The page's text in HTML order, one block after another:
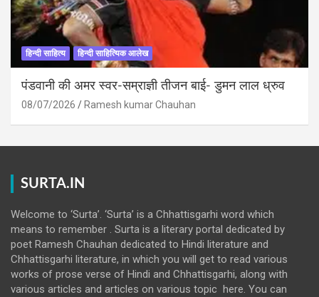
हिन्दी साहित्य हिन्दी साहित्यिक आलेख
पंडवानी की अमर स्वर-सम्राज्ञी तीजन बाई- डुमन लाल ध्रुव
08/07/2026 Ramesh kumar Chauhan
SURTA.IN
Welcome to ‘Surta’. ‘Surta’ is a Chhattisgarhi word which
means to remember . Surta is a literary portal dedicated by
poet Ramesh Chauhan dedicated to Hindi literature and
Chhattisgarhi literature, in which you will get to read various
works of prose verse of Hindi and Chhattisgarhi, along with
various articles and articles on various topic here. You can